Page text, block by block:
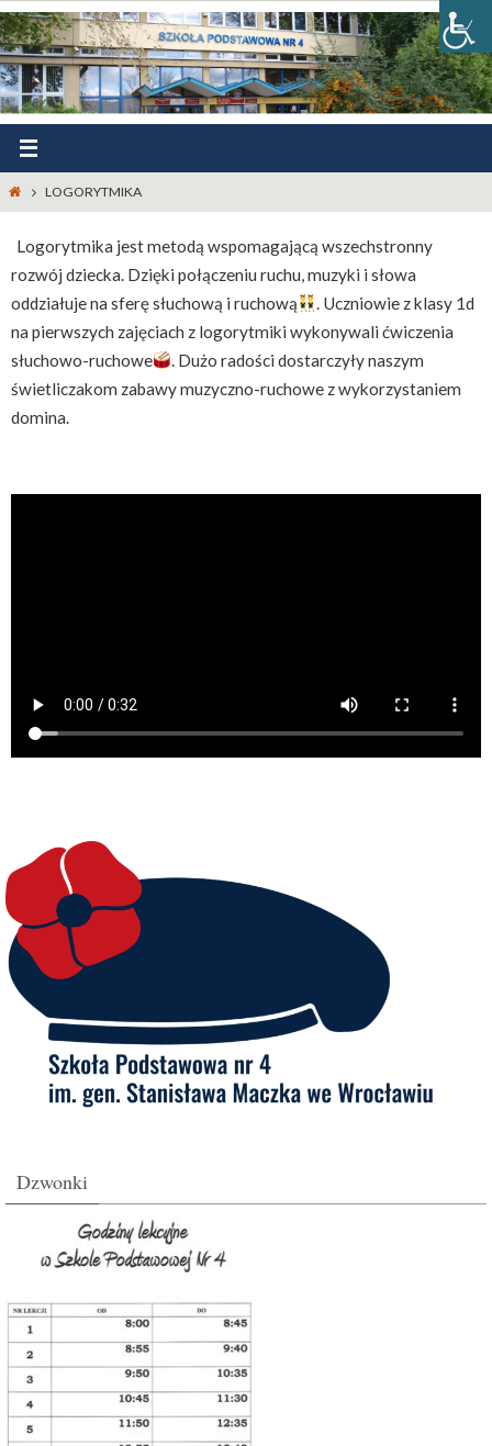
Przejdź
do
treści
Strona
główna
LOGORYTMIKA
Logorytmika jest metodą wspomagającą wszechstronny
rozwój dziecka. Dzięki połączeniu ruchu, muzyki i słowa
oddziałuje na sferę słuchową i ruchową
. Uczniowie z klasy 1d
na pierwszych zajęciach z logorytmiki wykonywali ćwiczenia
słuchowo-ruchowe
. Dużo radości dostarczyły naszym
świetliczakom zabawy muzyczno-ruchowe z wykorzystaniem
domina.
Dzwonki